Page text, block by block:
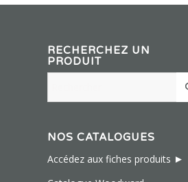
RECHERCHEZ UN
PRODUIT
NOS CATALOGUES
Accédez aux fiches produits ►